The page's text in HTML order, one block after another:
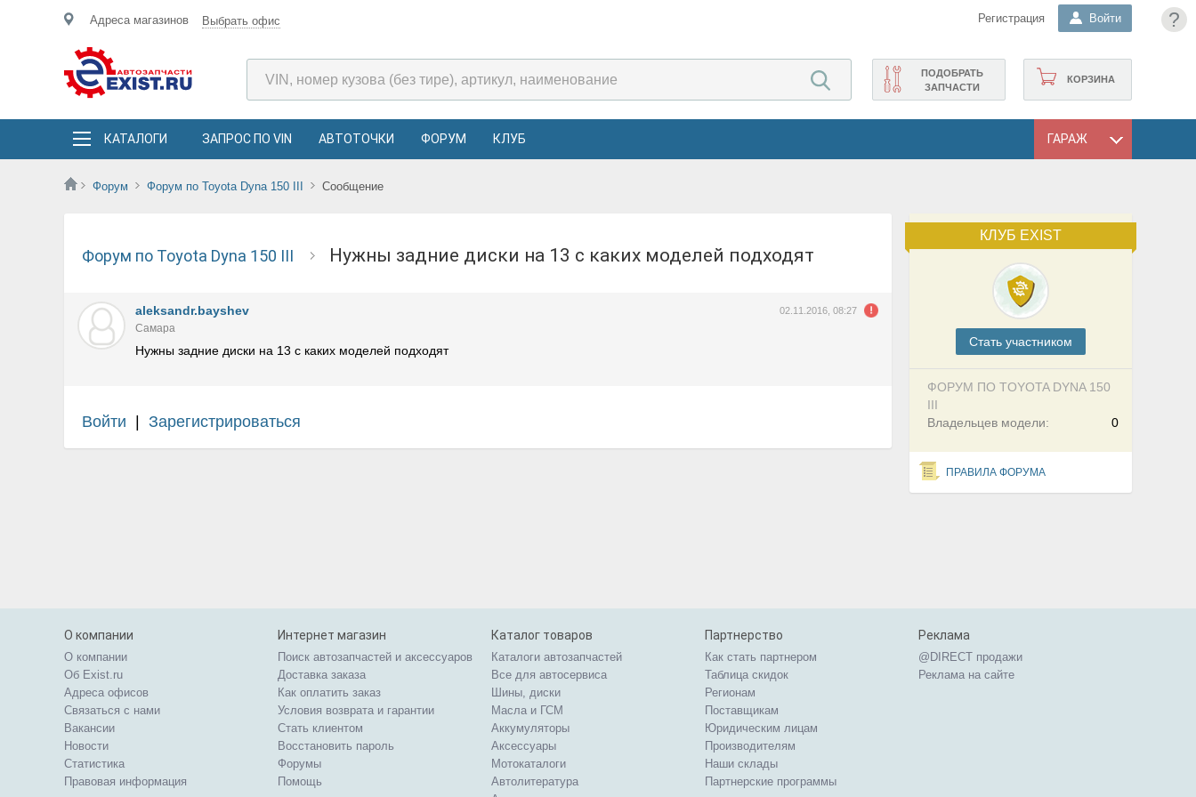
?
Адреса магазинов Выбрать офис Регистрация Войти
КОРЗИНА
ПОДОБРАТЬ
ЗАПЧАСТИ
КАТАЛОГИ ЗАПРОС ПО VIN АВТОТОЧКИ ФОРУМ КЛУБ ГАРАЖ
Форум Форум по Toyota Dyna 150 III Сообщение
КЛУБ EXIST
Cтать участником
ФОРУМ ПО TOYOTA DYNA 150
III
0
Владельцев модели:
ПРАВИЛА ФОРУМА
Форум по Toyota Dyna 150 III Нужны задние диски на 13 с каких моделей подходят
aleksandr.bayshev 02.11.2016, 08:27
Самара
Нужны задние диски на 13 с каких моделей подходят
Войти Зарегистрироваться
О компании
О компании
Об Exist.ru
Адреса офисов
Связаться с нами
Вакансии
Новости
Статистика
Правовая информация
Интернет магазин
Поиск автозапчастей и аксессуаров
Доставка заказа
Как оплатить заказ
Условия возврата и гарантии
Стать клиентом
Восстановить пароль
Форумы
Помощь
Каталог товаров
Каталоги автозапчастей
Все для автосервиса
Шины, диски
Масла и ГСМ
Аккумуляторы
Аксессуары
Мотокаталоги
Автолитература
Партнерство
Как стать партнером
Таблица скидок
Регионам
Поставщикам
Юридическим лицам
Производителям
Наши склады
Партнерские программы
Реклама
@DIRECT продажи
Реклама на сайте